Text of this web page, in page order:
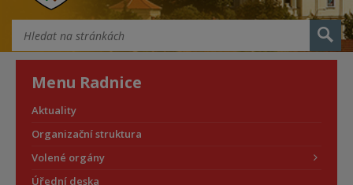
Menu Radnice
Aktuality
Organizační struktura
Volené orgány
Úřední deska